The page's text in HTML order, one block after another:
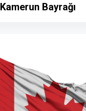
Kamerun Bayrağı